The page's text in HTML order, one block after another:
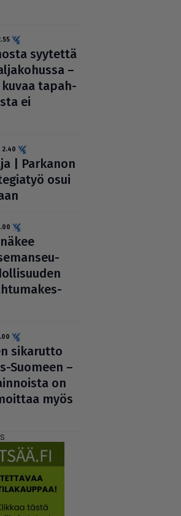
syytettä
–
tapah­
ei
2.40
| Parkanon
osui
sikarutto
Suomeen –
on
myös